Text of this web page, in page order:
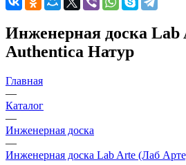
Инженерная доска
Authentica Натур
Главная
—
Каталог
—
Инженерная доска
—
Инженерная доска Lab Arte (Лаб